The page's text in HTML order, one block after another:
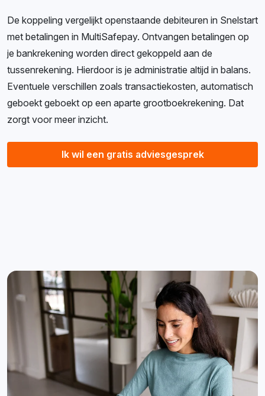
De koppeling vergelijkt openstaande debiteuren in Snelstart
met betalingen in MultiSafepay. Ontvangen betalingen op
je bankrekening worden direct gekoppeld aan de
tussenrekening. Hierdoor is je administratie altijd in balans.
Eventuele verschillen zoals transactiekosten, automatisch
geboekt geboekt op een aparte grootboekrekening. Dat
zorgt voor meer inzicht.
Ik wil een gratis adviesgesprek